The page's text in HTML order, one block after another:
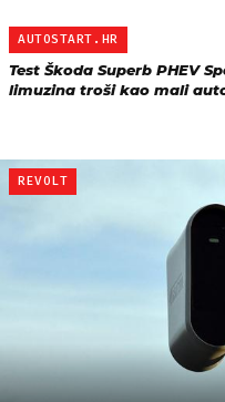
AUTOSTART.HR
Test Škoda Superb PHEV
limuzina troši kao mali
REVOLT